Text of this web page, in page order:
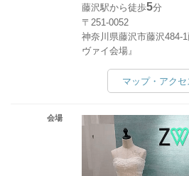
藤沢駅から徒歩5分
〒251-0052
神奈川県藤沢市藤沢484-
ヴァイ会場』
マップ・アク
会場